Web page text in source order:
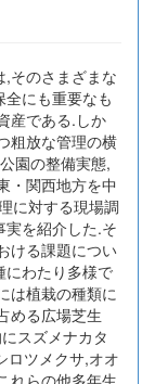
そのさまざまな
にも重要なも
産である.しか
粗放な管理の横
園の整備実態,
・関西地方を中
に対する現場調
を紹介した.そ
ける課題につい
にわたり多様で
は植栽の種類に
める広場芝生
スズメナカタ
ロツメクサ,オオ
れらの他多年生